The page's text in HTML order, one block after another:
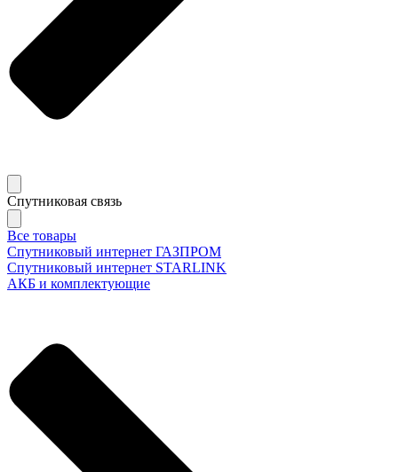
Спутниковая связь
Все товары
Спутниковый интернет ГАЗПРОМ
Спутниковый интернет STARLINK
АКБ и комплектующие